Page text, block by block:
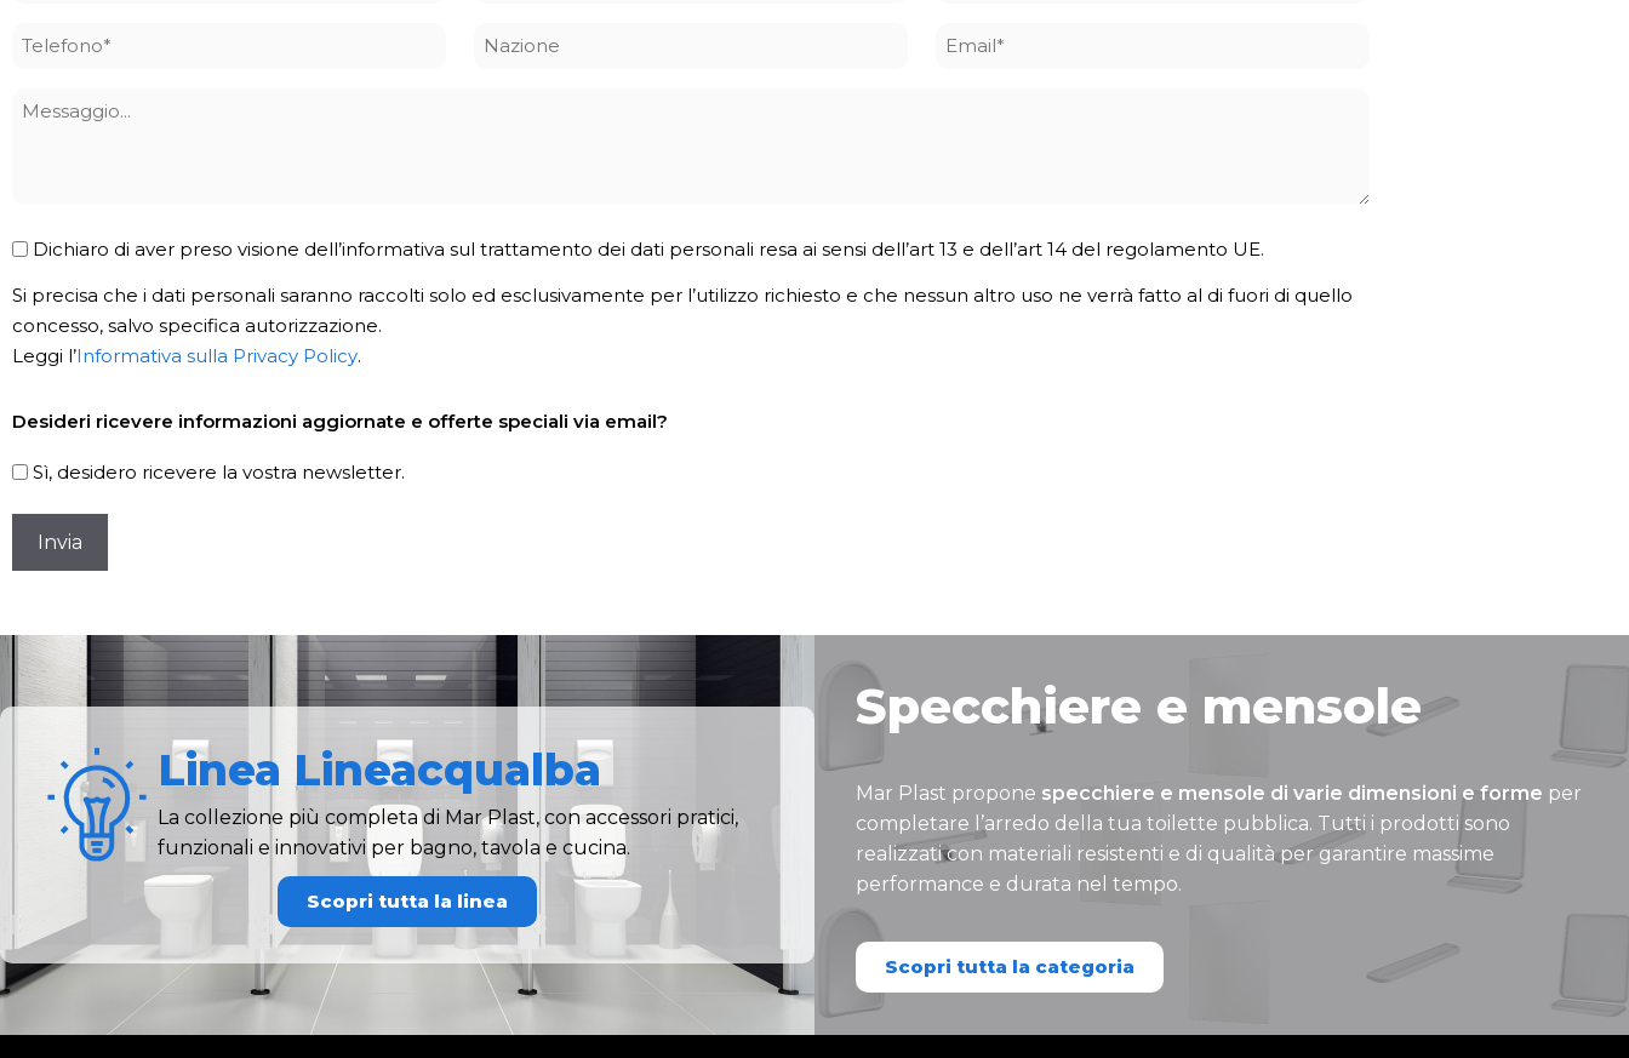
Telefono Nazione Email
Messaggio
Privacy
*
Dichiaro di aver preso visione dell’informativa sul trattamento dei dati personali resa ai sensi dell’art 13 e dell’art 14 del regolamento UE.
Si precisa che i dati personali saranno raccolti solo ed esclusivamente per l’utilizzo richiesto e che nessun altro uso ne verrà fatto al di fuori di quello
concesso, salvo specifica autorizzazione.
Leggi l’Informativa sulla Privacy Policy.
Desideri ricevere informazioni aggiornate e offerte speciali via email?
Sì, desidero ricevere la vostra newsletter.
CAPTCHA
Linea Lineacqualba
La collezione più completa di Mar Plast, con accessori pratici,
funzionali e innovativi per bagno, tavola e cucina.
Scopri tutta la linea
Specchiere e mensole
Mar Plast propone specchiere e mensole di varie dimensioni e forme per
completare l’arredo della tua toilette pubblica. Tutti i prodotti sono
realizzati con materiali resistenti e di qualità per garantire massime
performance e durata nel tempo.
Scopri tutta la categoria